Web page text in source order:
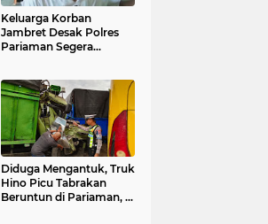
Keluarga Korban
Jambret Desak Polres
Pariaman Segera
Diduga Mengantuk, Truk
Hino Picu Tabrakan
Beruntun di Pariaman, 5